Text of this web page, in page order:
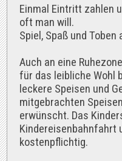
Einmal Eintritt zahlen
oft man will.
Spiel, Spaß und
Auch an eine
für das leibliche Wohl
leckere Speisen und
mitgebrachten
erwünscht. Das
Kindereisenbahnfahrt
kostenpflichtig.